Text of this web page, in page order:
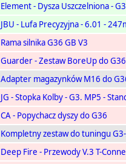
Element - Dysza Uszczelniona -
JBU - Lufa Precyzyjna - 6.01 -
Rama silnika G36 GB V3
Guarder - Zestaw BoreUp do
Adapter magazynków M16 do
JG - Stopka Kolby - G3. MP5 -
CA - Popychacz dyszy do G36
Kompletny zestaw do tuningu
Deep Fire - Przewody V.3 T-